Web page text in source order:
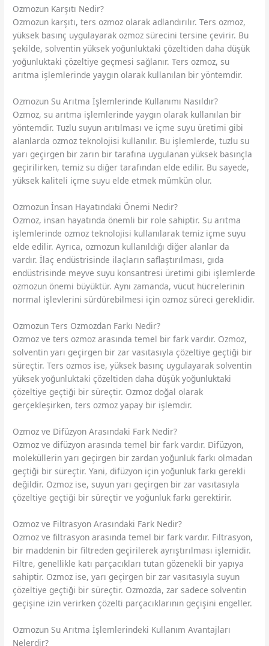
Ozmozun Karşıtı Nedir?
Ozmozun karşıtı, ters ozmoz olarak adlandırılır. Ters ozmoz,
yüksek basınç uygulayarak ozmoz sürecini tersine çevirir. Bu
şekilde, solventin yüksek yoğunluktaki çözeltiden daha düşük
yoğunluktaki çözeltiye geçmesi sağlanır. Ters ozmoz, su
arıtma işlemlerinde yaygın olarak kullanılan bir yöntemdir.
Ozmozun Su Arıtma İşlemlerinde Kullanımı Nasıldır?
Ozmoz, su arıtma işlemlerinde yaygın olarak kullanılan bir
yöntemdir. Tuzlu suyun arıtılması ve içme suyu üretimi gibi
alanlarda ozmoz teknolojisi kullanılır. Bu işlemlerde, tuzlu su
yarı geçirgen bir zarın bir tarafına uygulanan yüksek basınçla
geçirilirken, temiz su diğer tarafından elde edilir. Bu sayede,
yüksek kaliteli içme suyu elde etmek mümkün olur.
Ozmozun İnsan Hayatındaki Önemi Nedir?
Ozmoz, insan hayatında önemli bir role sahiptir. Su arıtma
işlemlerinde ozmoz teknolojisi kullanılarak temiz içme suyu
elde edilir. Ayrıca, ozmozun kullanıldığı diğer alanlar da
vardır. İlaç endüstrisinde ilaçların saflaştırılması, gıda
endüstrisinde meyve suyu konsantresi üretimi gibi işlemlerde
ozmozun önemi büyüktür. Aynı zamanda, vücut hücrelerinin
normal işlevlerini sürdürebilmesi için ozmoz süreci gereklidir.
Ozmozun Ters Ozmozdan Farkı Nedir?
Ozmoz ve ters ozmoz arasında temel bir fark vardır. Ozmoz,
solventin yarı geçirgen bir zar vasıtasıyla çözeltiye geçtiği bir
süreçtir. Ters ozmos ise, yüksek basınç uygulayarak solventin
yüksek yoğunluktaki çözeltiden daha düşük yoğunluktaki
çözeltiye geçtiği bir süreçtir. Ozmoz doğal olarak
gerçekleşirken, ters ozmoz yapay bir işlemdir.
Ozmoz ve Difüzyon Arasındaki Fark Nedir?
Ozmoz ve difüzyon arasında temel bir fark vardır. Difüzyon,
moleküllerin yarı geçirgen bir zardan yoğunluk farkı olmadan
geçtiği bir süreçtir. Yani, difüzyon için yoğunluk farkı gerekli
değildir. Ozmoz ise, suyun yarı geçirgen bir zar vasıtasıyla
çözeltiye geçtiği bir süreçtir ve yoğunluk farkı gerektirir.
Ozmoz ve Filtrasyon Arasındaki Fark Nedir?
Ozmoz ve filtrasyon arasında temel bir fark vardır. Filtrasyon,
bir maddenin bir filtreden geçirilerek ayrıştırılması işlemidir.
Filtre, genellikle katı parçacıkları tutan gözenekli bir yapıya
sahiptir. Ozmoz ise, yarı geçirgen bir zar vasıtasıyla suyun
çözeltiye geçtiği bir süreçtir. Ozmozda, zar sadece solventin
geçişine izin verirken çözelti parçacıklarının geçişini engeller.
Ozmozun Su Arıtma İşlemlerindeki Kullanım Avantajları
Nelerdir?